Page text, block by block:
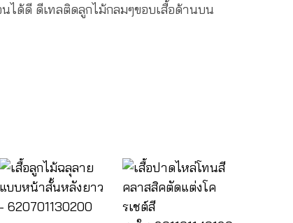
ได้ดี ดีเทลติดลูกไม้กลมๆขอบเสื้อด้านบน